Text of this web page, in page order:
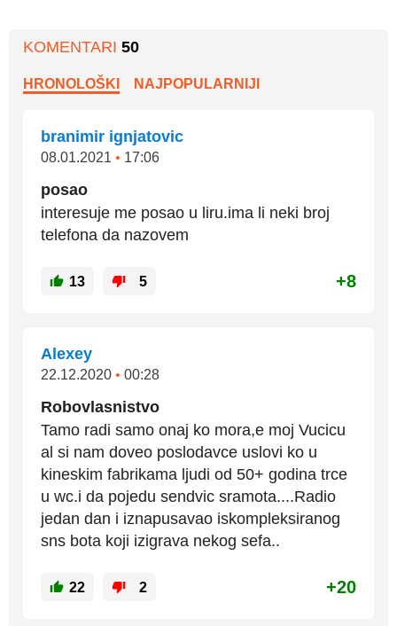
KOMENTARI 50
HRONOLOŠKI NAJPOPULARNIJI
branimir ignjatovic
08.01.2021 • 17:06
posao
interesuje me posao u liru.ima li neki broj
telefona da nazovem
13 5 +8
Alexey
22.12.2020 • 00:28
Robovlasnistvo
Tamo radi samo onaj ko mora,e moj Vucicu
al si nam doveo poslodavce uslovi ko u
kineskim fabrikama ljudi od 50+ godina trce
u wc.i da pojedu sendvic sramota....Radio
jedan dan i iznapusavao iskompleksiranog
sns bota koji izigrava nekog sefa..
22 2 +20